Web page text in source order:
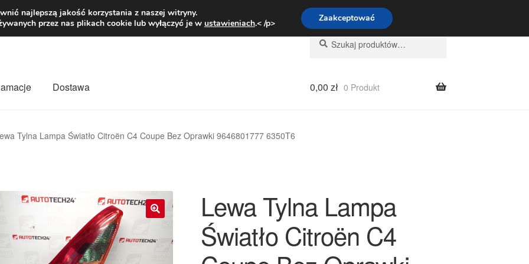
zł Pn.-pt. 9:00-16:00800 003 167
Szukaj:
Szukaj
Dostawa 0,00 zł 0 Produkt
Tylna Lampa Światło Citroën C4 Coupe Bez Oprawki 9646801777 6350T6
Lewa Tylna Lampa
Światło Citroën C4
najlepszą jakość korzystania z naszej witryny.
przez nas plikach cookie lub wyłączyć je w ustawieniach.< /p> Zaakceptować